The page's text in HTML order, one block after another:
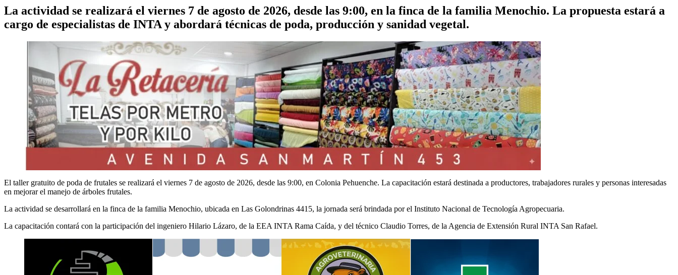
La actividad se realizará el viernes 7 de agosto de 2026, desde las 9:00, en la finca de la familia Menochio. La propuesta estará a
cargo de especialistas de INTA y abordará técnicas de poda, producción y sanidad vegetal.
El taller gratuito de poda de frutales se realizará el viernes 7 de agosto de 2026, desde las 9:00, en Colonia Pehuenche. La capacitación estará destinada a productores, trabajadores rurales y personas interesadas
en mejorar el manejo de árboles frutales.
La actividad se desarrollará en la finca de la familia Menochio, ubicada en Las Golondrinas 4415, la jornada será brindada por el Instituto Nacional de Tecnología Agropecuaria.
La capacitación contará con la participación del ingeniero Hilario Lázaro, de la EEA INTA Rama Caída, y del técnico Claudio Torres, de la Agencia de Extensión Rural INTA San Rafael.